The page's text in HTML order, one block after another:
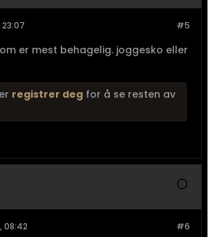
#5
er mest behagelig. joggesko eller
registrer deg for å se resten av
#6
08:42